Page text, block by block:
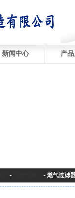
新闻中心 产
- - 燃气过滤